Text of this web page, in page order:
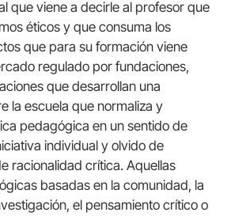
que viene a decirle al profesor que
éticos y que consuma los
que para su formación viene
regulado por fundaciones,
que desarrollan una
la escuela que normaliza y
pedagógica en un sentido de
individual y olvido de
racionalidad crítica. Aquellas
basadas en la comunidad, la
el pensamiento crítico o